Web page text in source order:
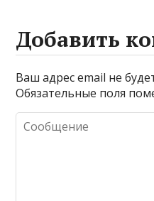
Добавить
Ваш адрес email не
Обязательные поля